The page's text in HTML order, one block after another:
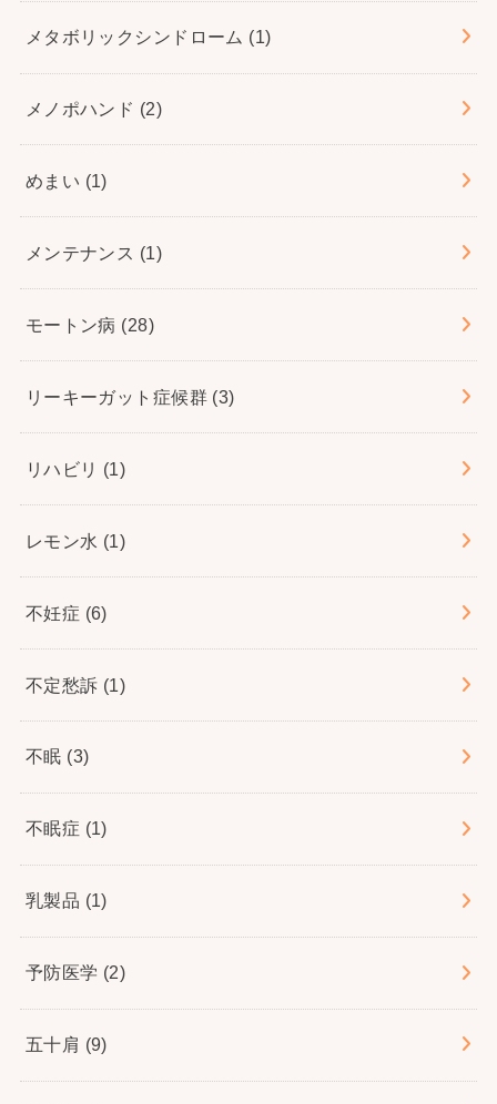
メタボリックシンドローム (1)
メノポハンド (2)
めまい (1)
メンテナンス (1)
モートン病 (28)
リーキーガット症候群 (3)
リハビリ (1)
レモン水 (1)
不妊症 (6)
不定愁訴 (1)
不眠 (3)
不眠症 (1)
乳製品 (1)
予防医学 (2)
五十肩 (9)